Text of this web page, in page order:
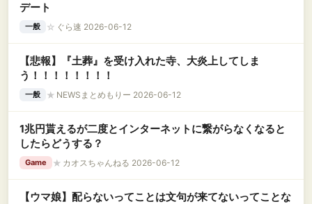
デート
一般 ☆ ぐら速 2026-06-12
【悲報】『土葬』を受け入れた寺、大炎上してしま
う！！！！！！！！
一般 ★ NEWSまとめもりー 2026-06-12
1兆円貰えるが二度とインターネットに繋がらなくなると
したらどうする？
Game ★ カオスちゃんねる 2026-06-12
【ウマ娘】配らないってことは文句が来てないってことな